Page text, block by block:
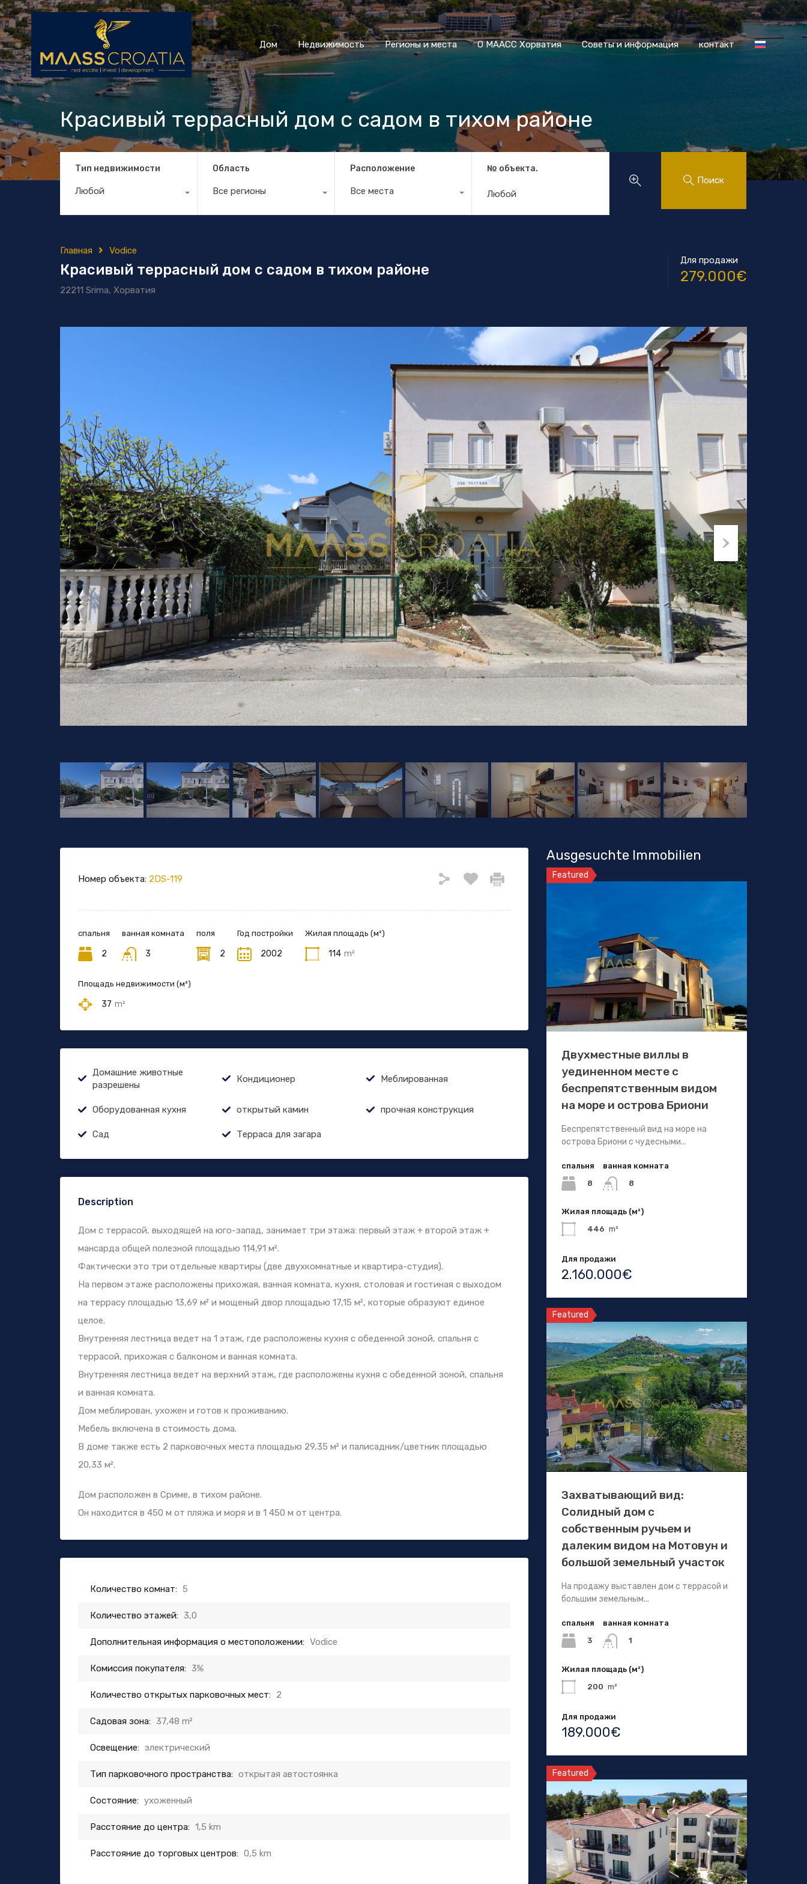
Дом Недвижимость Регионы и места О МААСС Хорватия Советы и информация контакт
Дом Недвижимость Регионы и места О МААСС Хорватия Советы и информация контакт
Красивый террасный дом с садом в тихом районе
Тип недвижимости
Любой
Область
Все регионы
Расположение
Все места
№ объекта.
Поиск
Главная Vodice
Красивый террасный дом с садом в тихом районе
22211 Srima, Хорватия
Для продажи
279.000€
Номер объекта: 2DS-119
спальня
2
ванная комната
3
поля
2
Год постройки
2002
Жилая площадь (м²)
114 m²
Площадь недвижимости (м²)
37 m²
Домашние животные
разрешены
Кондиционер Меблированная
Оборудованная кухня открытый камин прочная конструкция
Сад Терраса для загара
Description
Дом с террасой, выходящей на юго-запад, занимает три этажа: первый этаж + второй этаж +
мансарда общей полезной площадью 114,91 м².
Фактически это три отдельные квартиры (две двухкомнатные и квартира-студия).
На первом этаже расположены прихожая, ванная комната, кухня, столовая и гостиная с выходом
на террасу площадью 13,69 м² и мощеный двор площадью 17,15 м², которые образуют единое
целое.
Внутренняя лестница ведет на 1 этаж, где расположены кухня с обеденной зоной, спальня с
террасой, прихожая с балконом и ванная комната.
Внутренняя лестница ведет на верхний этаж, где расположены кухня с обеденной зоной, спальня
и ванная комната.
Дом меблирован, ухожен и готов к проживанию.
Мебель включена в стоимость дома.
В доме также есть 2 парковочных места площадью 29,35 м² и палисадник/цветник площадью
20,33 м².
Дом расположен в Сриме, в тихом районе.
Он находится в 450 м от пляжа и моря и в 1 450 м от центра.
Количество комнат: 5
Количество этажей: 3,0
Дополнительная информация о местоположении: Vodice
Комиссия покупателя: 3%
Количество открытых парковочных мест: 2
Садовая зона: 37,48 m²
Освещение: электрический
Тип парковочного пространства: открытая автостоянка
Состояние: ухоженный
Расстояние до центра: 1,5 km
Расстояние до торговых центров: 0,5 km
Ausgesuchte Immobilien
Featured
Двухместные виллы в
уединенном месте с
беспрепятственным видом
на море и острова Бриони
Беспрепятственный вид на море на
острова Бриони с чудесными...
спальня
8
ванная комната
8
Жилая площадь (м²)
446 m²
Для продажи
2.160.000€
Featured
Захватывающий вид:
Солидный дом с
собственным ручьем и
далеким видом на Мотовун и
большой земельный участок
На продажу выставлен дом с террасой и
большим земельным...
спальня
3
ванная комната
1
Жилая площадь (м²)
200 m²
Для продажи
189.000€
Featured